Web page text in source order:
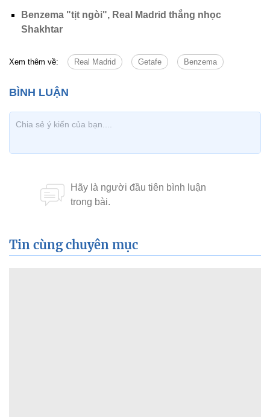
Benzema "tịt ngòi", Real Madrid thắng nhọc
Shakhtar
Xem thêm về: Real Madrid Getafe Benzema
Tin cùng chuyên mục